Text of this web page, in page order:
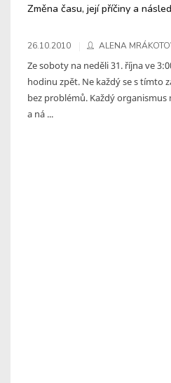
Změna času, její příčiny a
26.10.2010 ALENA
Ze soboty na neděli 31. října ve
hodinu zpět. Ne každý se s tímto
bez problémů. Každý
a ná ...